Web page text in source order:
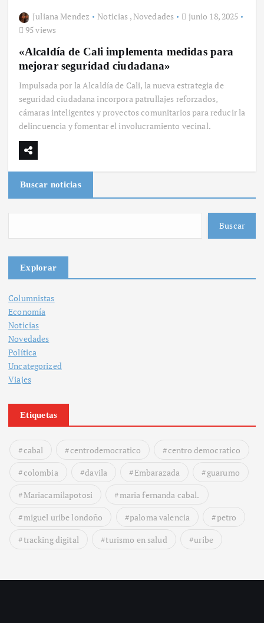
Juliana Mendez Noticias ,Novedades
junio 18, 2025
95 views
«Alcaldía de Cali implementa medidas para
mejorar seguridad ciudadana»
Impulsada por la Alcaldía de Cali, la nueva estrategia de
seguridad ciudadana incorpora patrullajes reforzados,
cámaras inteligentes y proyectos comunitarios para reducir la
delincuencia y fomentar el involucramiento vecinal.
Buscar noticias
Buscar
Explorar
Columnistas
Economía
Noticias
Novedades
Política
Uncategorized
Viajes
Etiquetas
cabal centrodemocratico
centro democratico
colombia
davila Embarazada
guarumo
Mariacamilapotosi
maria fernanda cabal.
miguel uribe londoño
paloma valencia
petro
tracking digital
turismo en salud uribe